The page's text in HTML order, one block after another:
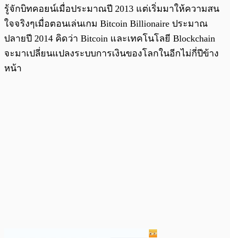
รู้จักบิทคอยน์เมื่อประมาณปี 2013 แต่เริ่มมาให้ความสน
ใจจริงๆเมื่อตอนเล่นเกม Bitcoin Billionaire ประมาณ
ปลายปี 2014 คิดว่า Bitcoin และเทคโนโลยี Blockchain
จะมาเปลี่ยนแปลงระบบการเงินของโลกในอีกไม่กี่ปีข้าง
หน้า